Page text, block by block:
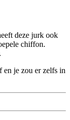
deze jurk ook
chiffon.
en je zou er zelfs in